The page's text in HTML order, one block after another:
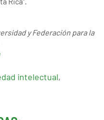
y Federación para la
intelectual,